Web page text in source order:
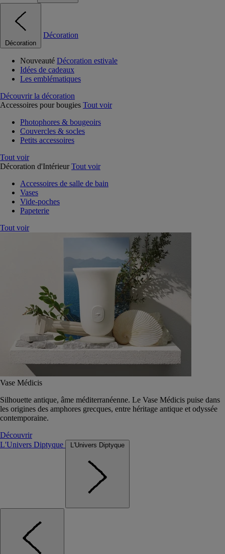
Décoration
Décoration
Nouveauté Décoration estivale
Idées de cadeaux
Les emblématiques
Découvrir la décoration
Accessoires pour bougies Tout voir
Photophores & bougeoirs
Couvercles & socles
Petits accessoires
Tout voir
Décoration d'Intérieur Tout voir
Accessoires de salle de bain
Vases
Vide-poches
Papeterie
Tout voir
Vase Médicis
Silhouette antique, âme méditerranéenne. Le Vase Médicis puise dans
les origines des amphores grecques, entre héritage antique et odyssée
contemporaine.
Découvrir
L'Univers Diptyque
L'Univers Diptyque